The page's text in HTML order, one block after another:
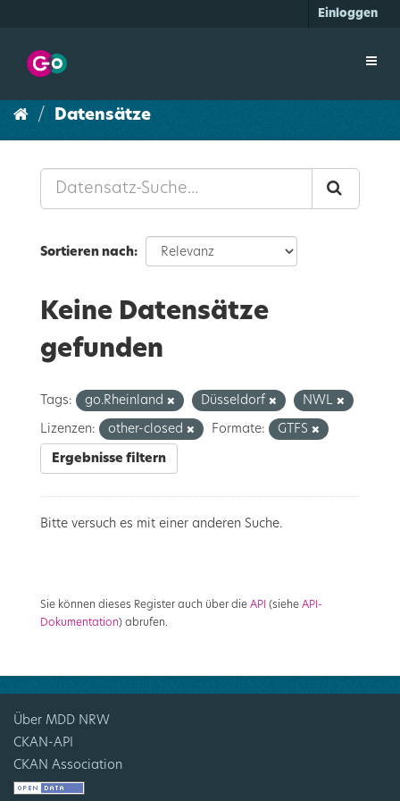
Einloggen
Datensätze
Sortieren nach
Keine Datensätze
gefunden
Tags: go.Rheinland Düsseldorf NWL
Lizenzen: other-closed Formate: GTFS
Ergebnisse filtern
Bitte versuch es mit einer anderen Suche.
Sie können dieses Register auch über die API (siehe API-
Dokumentation) abrufen.
Über MDD NRW
CKAN-API
CKAN Association